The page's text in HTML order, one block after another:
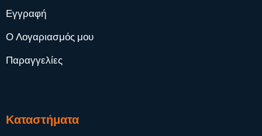
Εγγραφή
Ο Λογαριασμός μου
Παραγγελίες
Καταστήματα